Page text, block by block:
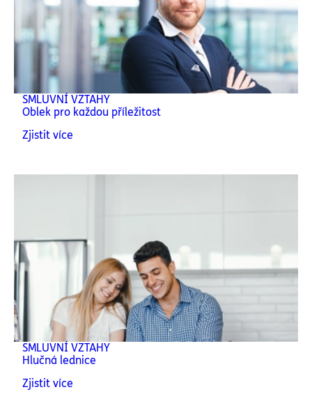
SMLUVNÍ VZTAHY
Oblek pro každou příležitost
Zjistit více
SMLUVNÍ VZTAHY
Hlučná lednice
Zjistit více